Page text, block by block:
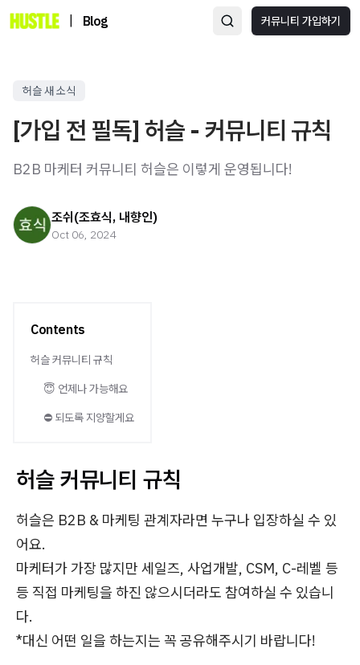
Blog 커뮤니티 가입하기
허슬 새 소식
[가입 전 필독] 허슬 - 커뮤니티 규칙
B2B 마케터 커뮤니티 허슬은 이렇게 운영됩니다!
조쉬(조효식, 내향인)
Oct 06, 2024
Contents
허슬 커뮤니티 규칙
😇 언제나 가능해요
⛔ 되도록 지양할게요
허슬 커뮤니티 규칙
허슬은 B2B & 마케팅 관계자라면 누구나 입장하실 수 있
어요.
마케터가 가장 많지만 세일즈, 사업개발, CSM, C-레벨 등
등 직접 마케팅을 하진 않으시더라도 참여하실 수 있습니
다.
*대신 어떤 일을 하는지는 꼭 공유해주시기 바랍니다!